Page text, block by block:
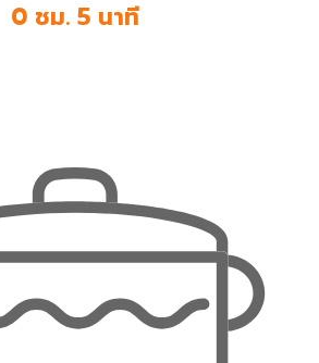
0 ชม. 5 นาที